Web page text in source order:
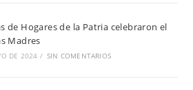
de Hogares de la Patria celebraron el
Madres
DE 2024 / SIN COMENTARIOS